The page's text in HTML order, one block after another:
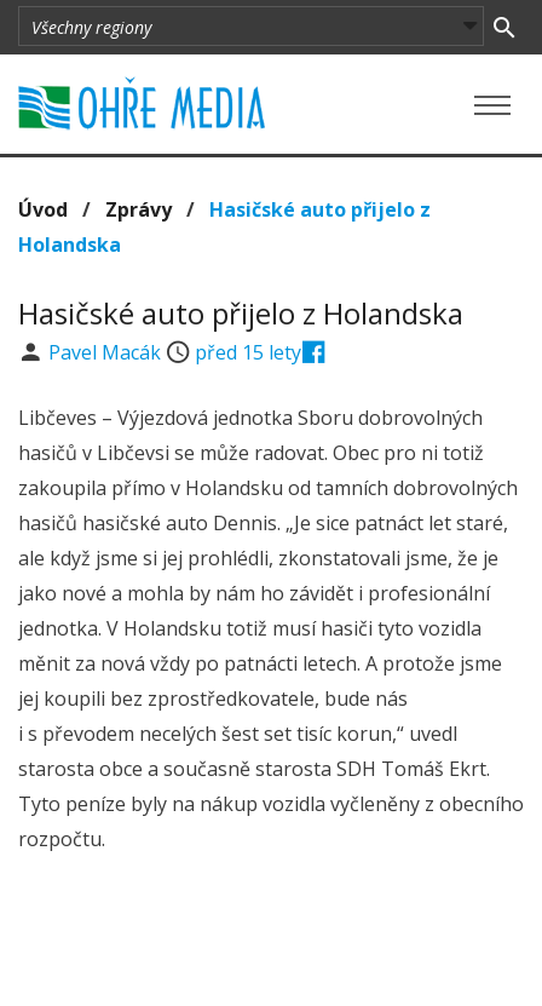
Úvod / Zprávy/ Hasičské auto přijelo z
Holandska
Hasičské auto přijelo z Holandska
Pavel Macák před 15 lety
Libčeves – Výjezdová jednotka Sboru dobrovolných
hasičů v Libčevsi se může radovat. Obec pro ni totiž
zakoupila přímo v Holandsku od tamních dobrovolných
hasičů hasičské auto Dennis. „Je sice patnáct let staré,
ale když jsme si jej prohlédli, zkonstatovali jsme, že je
jako nové a mohla by nám ho závidět i profesionální
jednotka. V Holandsku totiž musí hasiči tyto vozidla
měnit za nová vždy po patnácti letech. A protože jsme
jej koupili bez zprostředkovatele, bude nás
i s převodem necelých šest set tisíc korun,“ uvedl
starosta obce a současně starosta SDH Tomáš Ekrt.
Tyto peníze byly na nákup vozidla vyčleněny z obecního
rozpočtu.